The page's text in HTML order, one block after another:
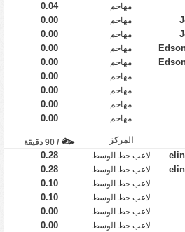
مهاجم
0.04
مهاجم
0.00
مهاجم
0.00
مهاجم
0.00
مهاجم
0.00
مهاجم
0.00
مهاجم
0.00
مهاجم
0.00
مهاجم 0.00
المركز / 90 دقيقة
لاعب خط الوسط
0.28
لاعب خط الوسط
0.28
لاعب خط الوسط
0.10
لاعب خط الوسط
0.10
لاعب خط الوسط
0.00
لاعب خط الوسط
0.00